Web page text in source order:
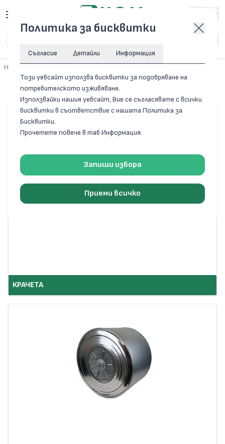
Начало
Сушилни
КРАЧЕТА
Политика за бисквитки
Съгласие Детайли Информация
Този уебсайт използва бисквитки за подобряване на
потребителското изживяване.
Използвайки нашия уебсайт, Вие се съгласявате с всички
бисквитки в съответствие с нашата Политика за
Бисквитки.
Прочетете повече в таб Информация.
Запиши избора
Приеми всичко